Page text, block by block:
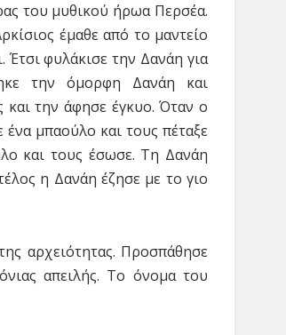
του μυθικού ήρωα Περσέα.
έμαθε από το μαντείο
φυλάκισε την Δανάη για
την όμορφη Δανάη και
την άφησε έγκυο. Όταν ο
ένα μπαούλο και τους πέταξε
και τους έσωσε. Τη Δανάη
η Δανάη έζησε με το γιο
αρχειότητας. Προσπάθησε
απειλής. To όνομα του